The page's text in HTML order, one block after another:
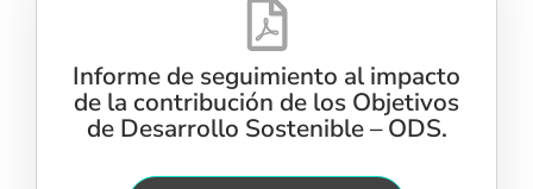
Informe de seguimiento al impacto
de la contribución de los Objetivos
de Desarrollo Sostenible – ODS.